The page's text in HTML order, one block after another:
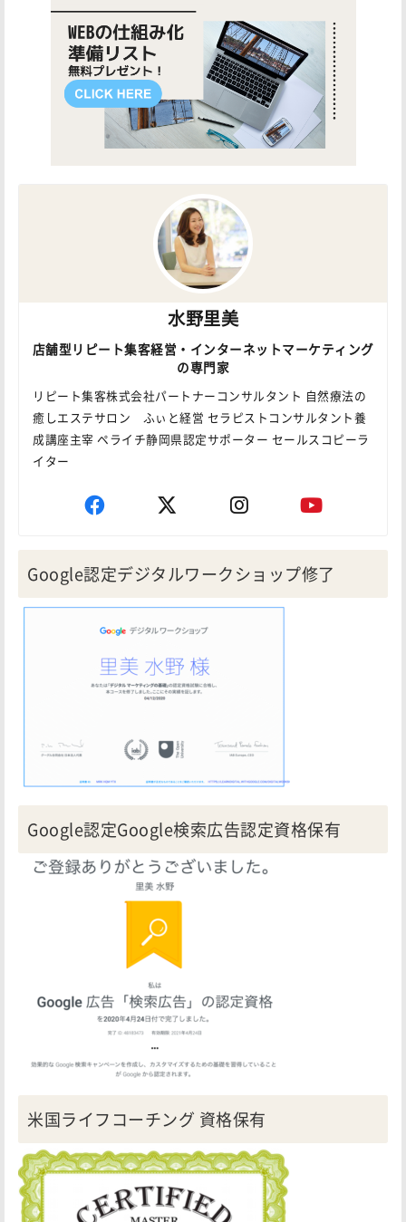
水野里美
店舗型リピート集客経営・インターネットマーケティング
の専門家
リピート集客株式会社パートナーコンサルタント 自然療法の
癒しエステサロン ふぃと経営 セラピストコンサルタント養
成講座主宰 ペライチ静岡県認定サポーター セールスコピーラ
イター
Google認定デジタルワークショップ修了
Google認定Google検索広告認定資格保有
米国ライフコーチング 資格保有